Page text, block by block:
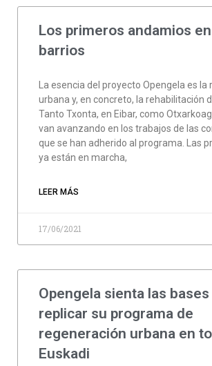
Los primeros andamios
barrios
La esencia del proyecto Opengela es
urbana y, en concreto, la rehabilitación
Tanto Txonta, en Eibar, como
van avanzando en los trabajos de las
que se han adherido al programa. Las
ya están en marcha,
LEER MÁS
17/06/2021
Opengela sienta las bases
replicar su programa de
regeneración urbana en
Euskadi